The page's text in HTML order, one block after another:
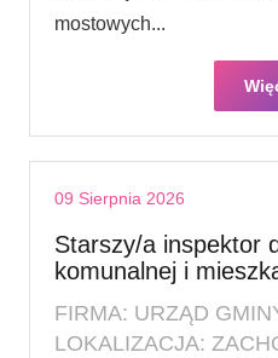
mostowych...
09 Sierpnia 2026
Starszy/a inspektor
komunalnej i
FIRMA: URZĄD
LOKALIZACJA: